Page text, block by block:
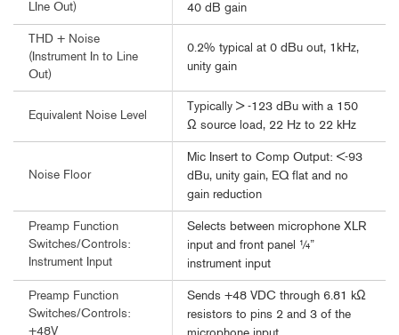
LIne Out)
40 dB gain
THD + Noise
(Instrument In to Line
Out)
0.2% typical at 0 dBu out, 1kHz,
unity gain
Equivalent Noise Level
Typically > -123 dBu with a 150
Ω source load, 22 Hz to 22 kHz
Noise Floor
Mic Insert to Comp Output: <-93
dBu, unity gain, EQ flat and no
gain reduction
Preamp Function
Switches/Controls:
Instrument Input
Selects between microphone XLR
input and front panel ¼”
instrument input
Preamp Function
Switches/Controls:
+48V
Sends +48 VDC through 6.81 kΩ
resistors to pins 2 and 3 of the